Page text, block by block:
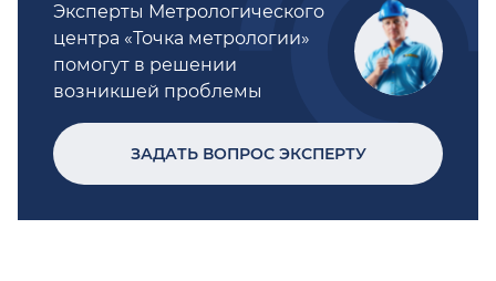
Эксперты Метрологического
центра «Точка метрологии»
помогут в решении
возникшей проблемы
ЗАДАТЬ ВОПРОС ЭКСПЕРТУ